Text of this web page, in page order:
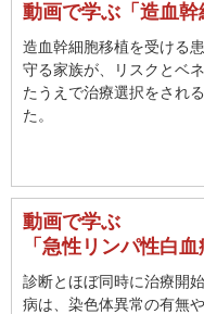
動画で学ぶ「造血幹
造血幹細胞移植を受ける
守る家族が、リスクとベ
たうえで治療選択をされ
た。
動画で学ぶ
「急性リンパ性白血
診断とほぼ同時に治療開
病は、染色体異常の有無